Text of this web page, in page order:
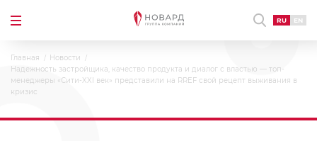
RU EN
Главная
Новости
Надежность застройщика, качество продукта и диалог с властью — топ-
менеджеры «Сити-XXI век» представили на RREF свой рецепт выживания в
кризис